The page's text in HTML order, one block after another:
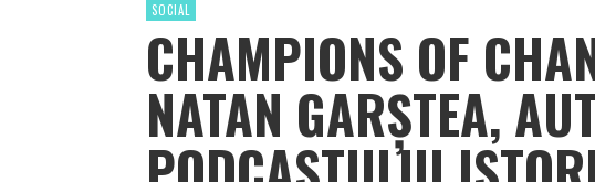
SOCIAL
CHAMPIONS OF
NATAN GARȘTEA,